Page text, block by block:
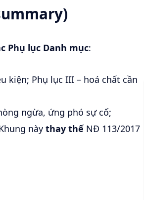
Phụ lục Danh mục:
kiện; Phụ lục III – hoá chất cần
ngừa, ứng phó sự cố;
này thay thếNĐ 113/2017